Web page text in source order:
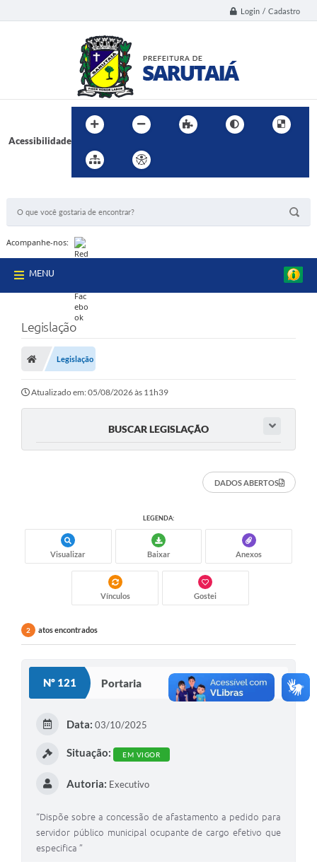
Login / Cadastro
Acessibilidade
Acompanhe-nos:
MENU
Legislação
Legislação
Atualizado em: 05/08/2026 às 11h39
BUSCAR LEGISLAÇÃO
DADOS ABERTOS
LEGENDA:
Visualizar Baixar Anexos
Vínculos Gostei
2 atos encontrados
Nº 121 Portaria
Data: 03/10/2025
Situação: EM VIGOR
Autoria: Executivo
“Dispõe sobre a concessão de afastamento a pedido para
servidor público municipal ocupante de cargo efetivo que
especifica ”